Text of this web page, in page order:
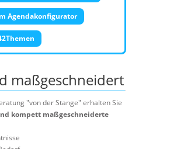
Agendakonfigurator
maßgeschneidert
"von der Stange" erhalten Sie
kompett maßgeschneiderte